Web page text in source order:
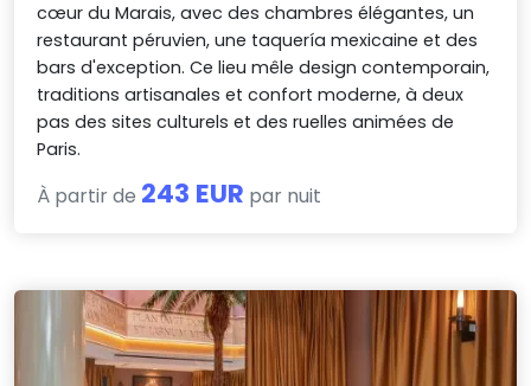
cœur du Marais, avec des chambres élégantes, un
restaurant péruvien, une taquería mexicaine et des
bars d'exception. Ce lieu mêle design contemporain,
traditions artisanales et confort moderne, à deux
pas des sites culturels et des ruelles animées de
Paris.
À partir de 243 EUR par nuit